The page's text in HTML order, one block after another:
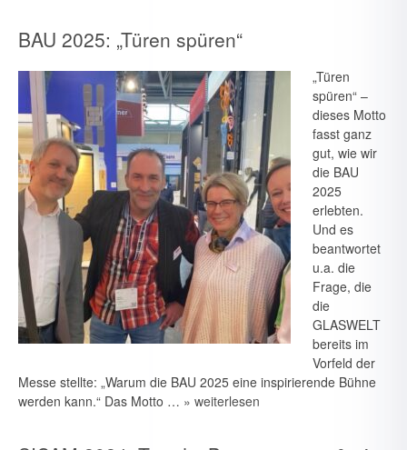
BAU 2025: „Türen spüren“
„Türen
spüren“ –
dieses Motto
fasst ganz
gut, wie wir
die BAU
2025
erlebten.
Und es
beantwortet
u.a. die
Frage, die
die
GLASWELT
bereits im
Vorfeld der
Messe stellte: „Warum die BAU 2025 eine inspirierende Bühne
werden kann.“ Das Motto … » weiterlesen